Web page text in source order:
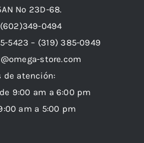
Nº 23D-68.
0494
5423 – (319) 385-0949
store.com
de atención:
9:00 am a 6:00 pm
am a 5:00 pm